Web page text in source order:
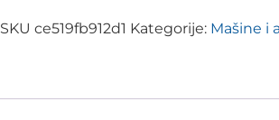
SKU ce519fb912d1 Kategorije: Mašine i